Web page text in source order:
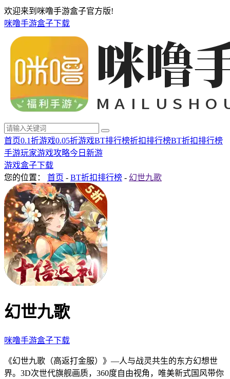
欢迎来到咪噜手游盒子官方版!
咪噜手游盒子下载
首页0.1折游戏0.05折游戏BT排行榜折扣排行榜BT折扣排行榜
手游玩家游戏攻略今日新游
游戏盒子下载
您的位置： 首页 - BT折扣排行榜 - 幻世九歌
幻世九歌
咪噜手游盒子下载
《幻世九歌（高返打金服）》 —人与战灵共生的东方幻想世
界。3D次世代旗舰画质，360度自由视角，唯美新式国风带你